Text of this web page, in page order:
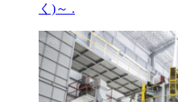
く)～ .